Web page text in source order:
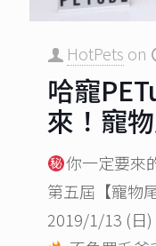
HotPets on
哈寵
來！寵
你一定要來
第五屆【寵物
2019/1/13 (日